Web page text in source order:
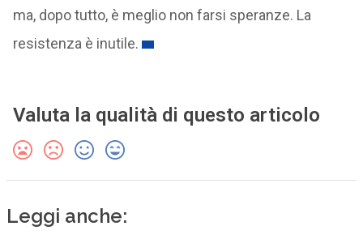
ma, dopo tutto, è meglio non farsi speranze. La
resistenza è inutile.
Valuta la qualità di questo articolo
Leggi anche: